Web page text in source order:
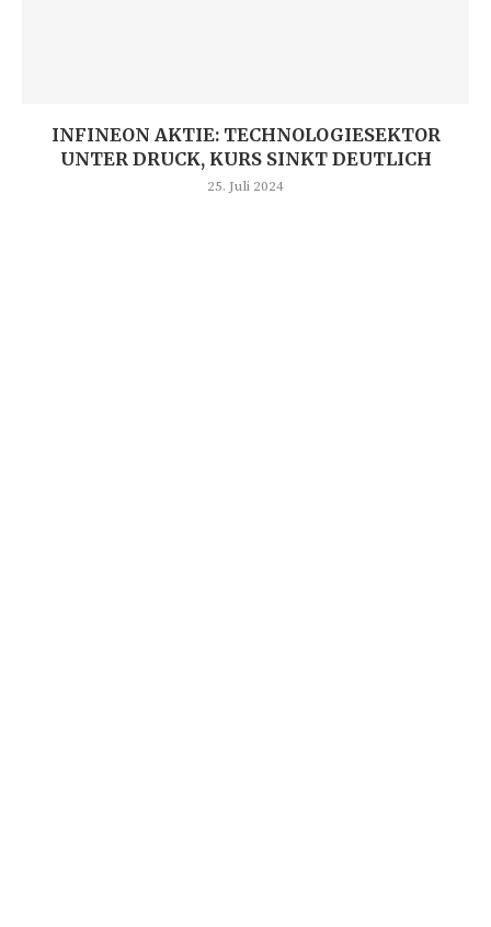
INFINEON AKTIE: TECHNOLOGIESEKTOR
UNTER DRUCK, KURS SINKT DEUTLICH
25. Juli 2024